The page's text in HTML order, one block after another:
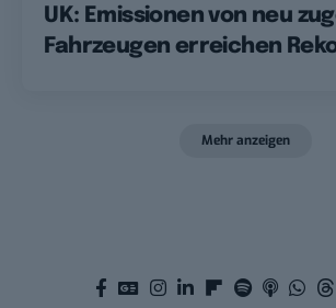
UK: Emissionen von neu
Fahrzeugen erreichen
Mehr anzeigen